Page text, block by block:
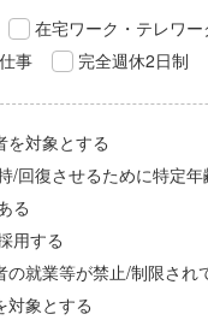
在宅ワーク・テレワー
事 完全週休2日制
を対象とする
/回復させるために特定
る
用する
就業等が禁止/制限され
対象とする